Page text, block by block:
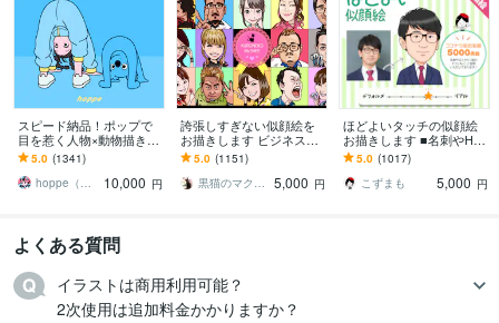
スピード納品！ポップで
目を惹く人物×動物描きま
す 挿絵・動画・グッズな
ど鮮やかな配色で個性を
出したい方へ
5.0 (1341)
hoppe（ほっぺ）
10,000 円
誇張しすぎない似顔絵を
お描きします ビジネス、
SNS用アイコン、アバタ
ーなどに！
5.0 (1151)
黒猫のマクシー
5,000 円
ほどよいタッチの似顔絵
お描きします ■名刺やHP
のスタッフ紹介、アイコ
ンにも使いやすい！
5.0 (1017)
こずまも
5,000 円
よくある質問
イラストは商用利用可能？
2次使用は追加料金かかりますか？